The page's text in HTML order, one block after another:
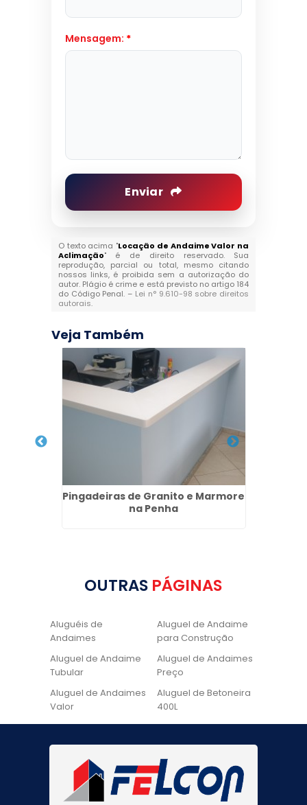
Mensagem: *
Enviar
O texto acima "Locação de Andaime Valor na
Aclimação" é de direito reservado. Sua
reprodução, parcial ou total, mesmo citando
nossos links, é proibida sem a autorização do
autor. Plágio é crime e está previsto no artigo 184
do Código Penal. – Lei n° 9.610-98 sobre direitos
autorais.
Veja Também
Pingadeiras de Granito e Marmore
na Penha
OUTRAS PÁGINAS
Aluguéis de
Andaimes
Aluguel de Andaime
para Construção
Aluguel de Andaime
Tubular
Aluguel de Andaimes
Preço
Aluguel de Andaimes
Valor
Aluguel de Betoneira
400L
Aluguel de Betoneira
Cadeira de Pintura
Locação de Andaime
Preço
Locação de Andaime
Tubular
Locação de Andaime
Locação de